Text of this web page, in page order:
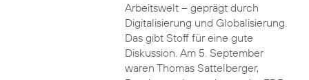
Arbeitswelt – geprägt durch
Digitalisierung und Globalisierung.
Das gibt Stoff für eine gute
Diskussion. Am 5. September
waren Thomas Sattelberger,